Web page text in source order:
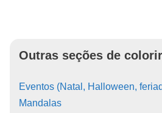
Outras seções de colorir
Eventos (Natal, Halloween,
Mandalas